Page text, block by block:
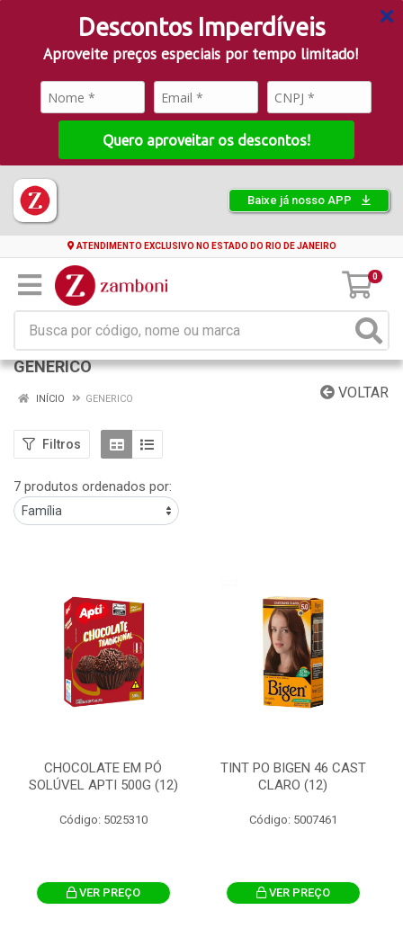
Descontos Imperdíveis
Aproveite preços especiais por tempo limitado!
Quero aproveitar os descontos!
Baixe já nosso APP
ATENDIMENTO EXCLUSIVO NO ESTADO DO RIO DE JANEIRO
0
GENERICO
VOLTAR
INÍCIO GENERICO
Filtros
7 produtos ordenados por:
CHOCOLATE EM PÓ
SOLÚVEL APTI 500G (12)
Código: 5025310
VER PREÇO
TINT PO BIGEN 46 CAST
CLARO (12)
Código: 5007461
VER PREÇO